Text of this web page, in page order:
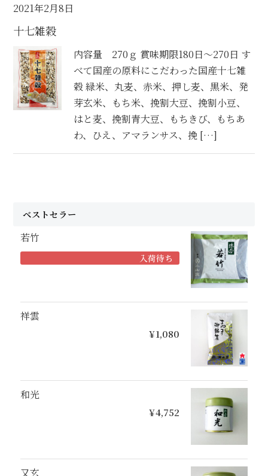
2021年2月8日
十七雑穀
内容量 270ｇ 賞味期限180日～270日 す
べて国産の原料にこだわった国産十七雑
穀 緑米、丸麦、赤米、押し麦、黒米、発
芽玄米、もち米、挽割大豆、挽割小豆、
はと麦、挽割青大豆、もちきび、もちあ
わ、ひえ、アマランサス、挽 […]
ベストセラー
若竹
入荷待ち
祥雲
¥1,080
和光
¥4,752
又玄